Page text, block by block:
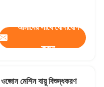
আমাদের সাথে যোগাযোগ
করুন
মেশিন বায়ু বিশুদ্ধকরণ